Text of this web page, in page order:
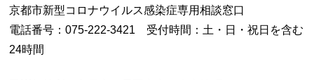
京都市新型コロナウイルス感染症専用相談窓口
電話番号：075-222-3421 受付時間：土・日・祝日を含む
24時間